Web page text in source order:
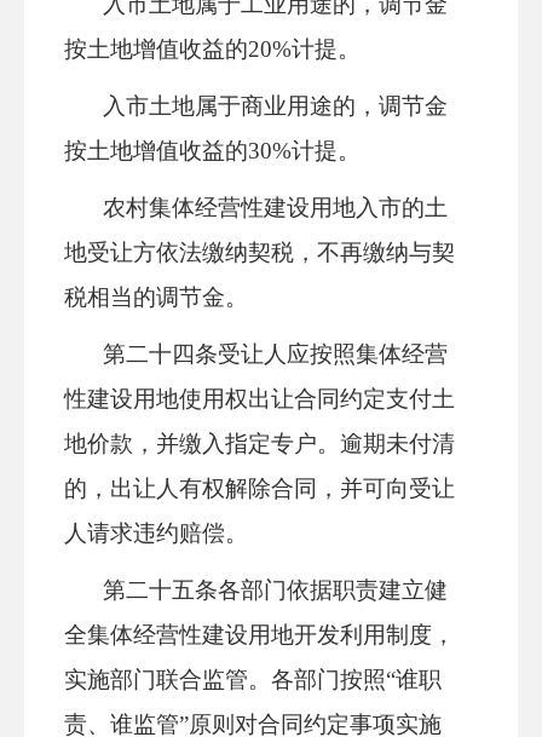
按土地增值收益的20%计提。
入市土地属于商业用途的，调节金
按土地增值收益的30%计提。
农村集体经营性建设用地入市的土
地受让方依法缴纳契税，不再缴纳与契
税相当的调节金。
第二十四条受让人应按照集体经营
性建设用地使用权出让合同约定支付土
地价款，并缴入指定专户。逾期未付清
的，出让人有权解除合同，并可向受让
人请求违约赔偿。
第二十五条各部门依据职责建立健
全集体经营性建设用地开发利用制度，
实施部门联合监管。各部门按照“谁职
责、谁监管”原则对合同约定事项实施